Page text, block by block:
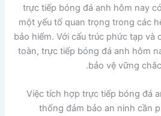
trực tiếp bóng đá anh hôm nay
một yếu tố quan trọng trong các
bảo hiểm. Với cấu trúc phức tạp và
toàn, trực tiếp bóng đá anh hôm
bảo vệ vững
Việc tích hợp trực tiếp bóng đá
thống đảm bảo an ninh cần